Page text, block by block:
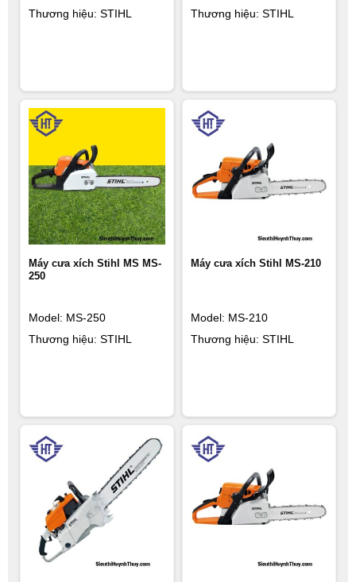
Thương hiệu: STIHL
Thương hiệu: STIHL
Máy cưa xích Stihl MS MS-
250
Model: MS-250
Thương hiệu: STIHL
Máy cưa xích Stihl MS-210
Model: MS-210
Thương hiệu: STIHL